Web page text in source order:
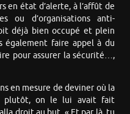
en état d’alerte, à l’affût de
ou d’organisations anti-
déjà bien occupé et plein
également faire appel à du
pour assurer la sécurité…,
en mesure de deviner où la
plutôt, on le lui avait fait